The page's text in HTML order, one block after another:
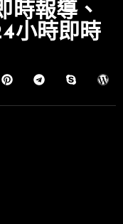
時報導、
小時即時